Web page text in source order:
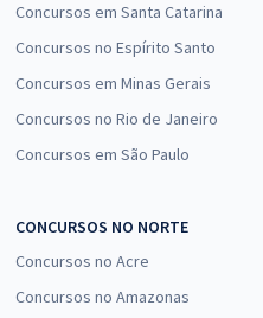
Concursos em Santa Catarina
Concursos no Espírito Santo
Concursos em Minas Gerais
Concursos no Rio de Janeiro
Concursos em São Paulo
CONCURSOS NO NORTE
Concursos no Acre
Concursos no Amazonas